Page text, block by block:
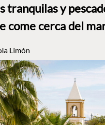
tranquilas y
come cerca del
Limón